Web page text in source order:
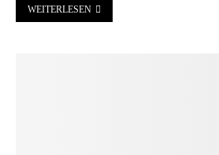
WEITERLESEN